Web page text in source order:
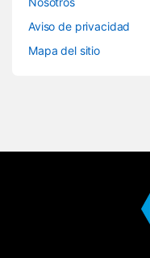
Aviso de privacidad
Mapa del sitio